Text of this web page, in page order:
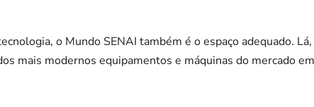
o Mundo SENAI também é o espaço adequado.
mais modernos equipamentos e máquinas do mercado